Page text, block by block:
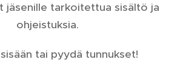
jäsenille tarkoitettua sisältö ja
ohjeistuksia.
tai pyydä tunnukset!